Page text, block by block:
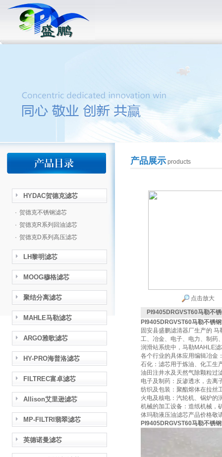
HYDAC贺德克滤芯
· 贺德克不锈钢滤芯
· 贺德克R系列回油滤芯
· 贺德克D系列高压滤芯
LH黎明滤芯
MOOG穆格滤芯
聚结分离滤芯
MAHLE马勒滤芯
ARGO雅歌滤芯
HY-PRO海普洛滤芯
FILTREC富卓滤芯
Allison艾里逊滤芯
MP-FILTRI翡翠滤芯
英德诺曼滤芯
产品展示products
点击放大
PI9405DRGVST60马勒不
PI9405DRGVST60马勒不锈
固安县盛鹏滤清器厂生产的
工、冶金、电子、电力、制药
润滑站系统中，马勒MAHLE
各个行业的具体应用编辑冶金
石化：滤芯用于炼油、化工生
油田注井水及天然气除颗粒过
电子及制药：反渗透水，去离
纺织及包装：聚酯熔体在拉丝
火电及核电：汽轮机、锅炉的
机械的加工设备：造纸机械，
体玛勒液压油滤芯产品价格敬
PI9405DRGVST60马勒不锈